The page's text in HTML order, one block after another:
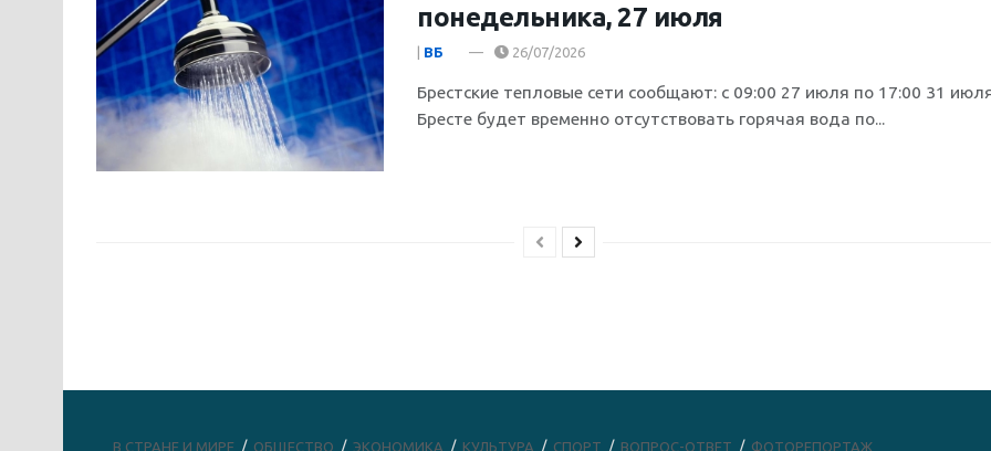
понедельника, 27 июля
ВБ 26/07/2026
Брестские тепловые сети сообщают: с 09:00 27 июля по 17:00 31
Бресте будет временно отсутствовать горячая вода по...
В СТРАНЕ И МИРЕ ОБЩЕСТВО ЭКОНОМИКА КУЛЬТУРА СПОРТ ВОПРОС-ОТВЕТ ФОТОРЕПОРТАЖ